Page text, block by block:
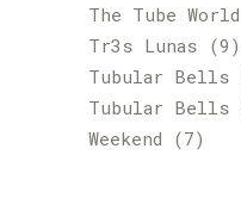
The Tube World
Tr3s Lunas (9)
Tubular Bells
Tubular Bells
Weekend (7)